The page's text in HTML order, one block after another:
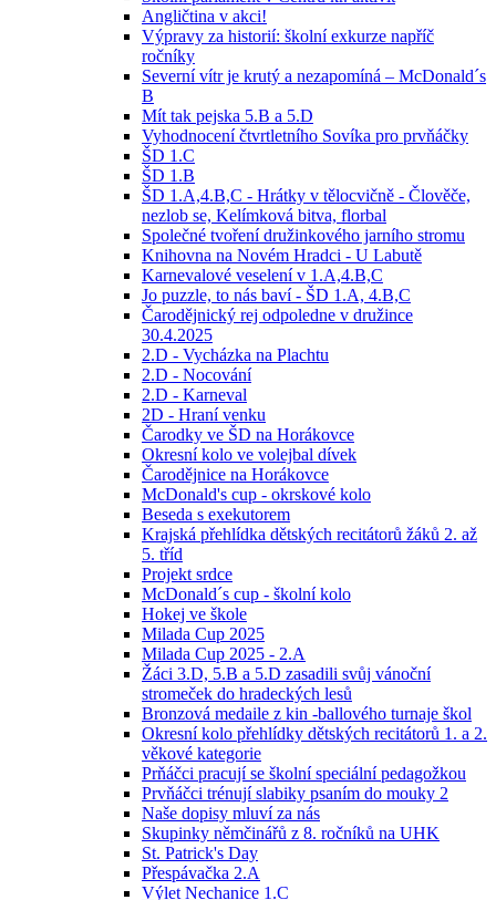
Angličtina v akci!
Výpravy za historií: školní exkurze napříč
ročníky
Severní vítr je krutý a nezapomíná – McDonald´s
B
Mít tak pejska 5.B a 5.D
Vyhodnocení čtvrtletního Sovíka pro prvňáčky
ŠD 1.C
ŠD 1.B
ŠD 1.A,4.B,C - Hrátky v tělocvičně - Člověče,
nezlob se, Kelímková bitva, florbal
Společné tvoření družinkového jarního stromu
Knihovna na Novém Hradci - U Labutě
Karnevalové veselení v 1.A,4.B,C
Jo puzzle, to nás baví - ŠD 1.A, 4.B,C
Čarodějnický rej odpoledne v družince
30.4.2025
2.D - Vycházka na Plachtu
2.D - Nocování
2.D - Karneval
2D - Hraní venku
Čarodky ve ŠD na Horákovce
Okresní kolo ve volejbal dívek
Čarodějnice na Horákovce
McDonald's cup - okrskové kolo
Beseda s exekutorem
Krajská přehlídka dětských recitátorů žáků 2. až
5. tříd
Projekt srdce
McDonald´s cup - školní kolo
Hokej ve škole
Milada Cup 2025
Milada Cup 2025 - 2.A
Žáci 3.D, 5.B a 5.D zasadili svůj vánoční
stromeček do hradeckých lesů
Bronzová medaile z kin -ballového turnaje škol
Okresní kolo přehlídky dětských recitátorů 1. a 2.
věkové kategorie
Prňáčci pracují se školní speciální pedagožkou
Prvňáčci trénují slabiky psaním do mouky 2
Naše dopisy mluví za nás
Skupinky němčinářů z 8. ročníků na UHK
St. Patrick's Day
Přespávačka 2.A
Výlet Nechanice 1.C